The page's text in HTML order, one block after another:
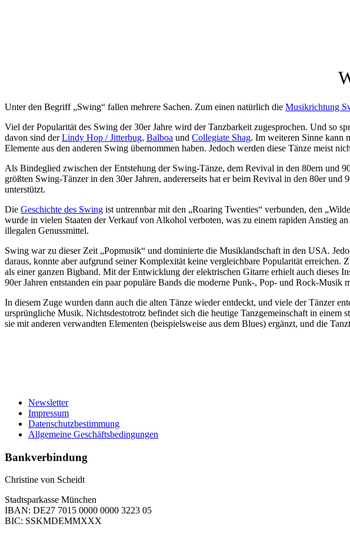
Unter den Begriff „Swing“ fallen mehrere Sachen. Zum einen natürlich die Musikrichtung
Viel der Popularität des Swing der 30er Jahre wird der Tanzbarkeit zugesprochen. Und so
davon sind derLindy Hop / Jitterbug, Balboa und Collegiate Shag. Im weiteren Sinne kann
Elemente aus den anderen Swing übernommen haben. Jedoch werden diese Tänze meist
Als Bindeglied zwischen der Entstehung der Swing-Tänze, dem Revival in den 80ern und
größten Swing-Tänzer in den 30er Jahren, andererseits hat er beim Revival in den 80er
unterstützt.
Die Geschichte des Swing ist untrennbar mit den „Roaring Twenties“ verbunden, den
wurde in vielen Staaten der Verkauf von Alkohol verboten, was zu einem rapiden Anstieg
illegalen Genussmittel.
Swing war zu dieser Zeit „Popmusik“ und dominierte die Musiklandschaft in den USA.
daraus, konnte aber aufgrund seiner Komplexität keine vergleichbare Popularität erreichen.
als einer ganzen Bigband. Mit der Entwicklung der elektrischen Gitarre erhielt auch dieses
90er Jahren entstanden ein paar populäre Bands die moderne Punk-, Pop- und Rock-Musik
In diesem Zuge wurden dann auch die alten Tänze wieder entdeckt, und viele der Tänzer
ursprüngliche Musik. Nichtsdestotrotz befindet sich die heutige Tanzgemeinschaft in einem
sie mit anderen verwandten Elementen (beispielsweise aus dem Blues) ergänzt, und die
Newsletter
Impressum
Datenschutzbestimmung
Allgemeine Geschäftsbedingungen
Bankverbindung
Christine von Scheidt
Stadtsparkasse München
IBAN: DE27 7015 0000 0000 3223 05
BIC: SSKMDEMMXXX